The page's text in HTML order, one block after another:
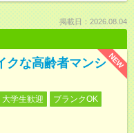
掲載日：2026.08.04
NEW
クな高齢者マンシ
大学生歓迎
ブランクOK